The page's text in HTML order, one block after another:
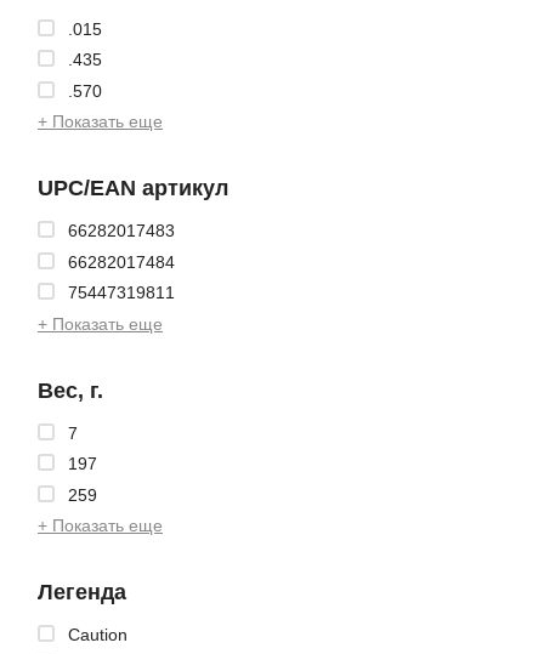
.015
.435
.570
+ Показать еще
UPC/EAN артикул
66282017483
66282017484
75447319811
+ Показать еще
Вес, г.
7
197
259
+ Показать еще
Легенда
Caution